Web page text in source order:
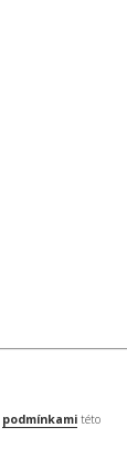
podmínkami této